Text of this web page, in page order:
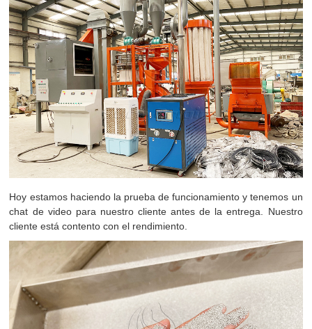
Hoy estamos haciendo la prueba de funcionamiento y tenemos un
chat de video para nuestro cliente antes de la entrega. Nuestro
cliente está contento con el rendimiento.